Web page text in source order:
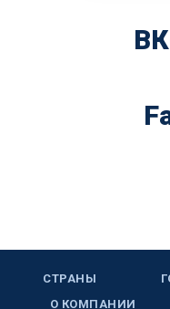
СТРАНЫ
О КОМПАНИИ